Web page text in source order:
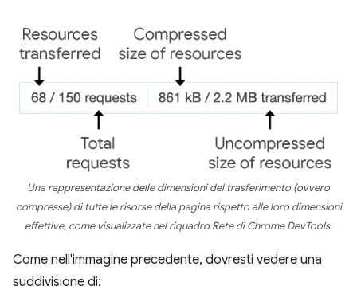
Una rappresentazione delle dimensioni del trasferimento (ovvero
compresse) di tutte le risorse della pagina rispetto alle loro dimensioni
effettive, come visualizzate nel riquadro Rete di Chrome DevTools.
Come nell'immagine precedente, dovresti vedere una
suddivisione di: